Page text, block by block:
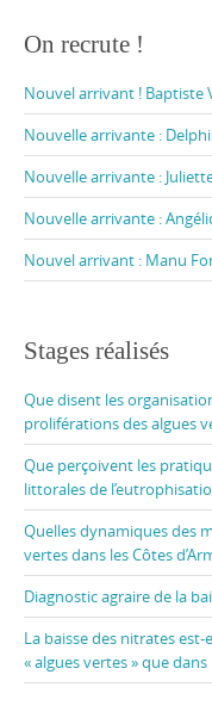
On recrute !
Nouvel arrivant ! Baptiste
Nouvelle arrivante :
Nouvelle arrivante :
Nouvelle arrivante :
Nouvel arrivant : Manu
Stages réalisés
Que disent les
proliférations des algues
Que perçoivent les
littorales de
Quelles dynamiques des
vertes dans les Côtes
Diagnostic agraire de la
La baisse des nitrates
« algues vertes » que